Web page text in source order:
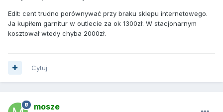
Edit: cent trudno porównywać przy braku sklepu internetowego.
Ja kupiłem garnitur w outlecie za ok 1300zł. W stacjonarnym
kosztował wtedy chyba 2000zł.
Cytuj
mosze